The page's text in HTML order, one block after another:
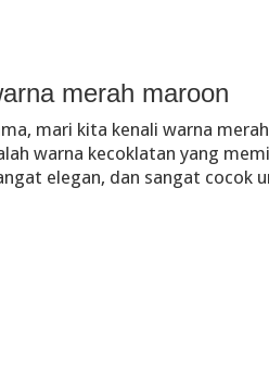
merah maroon
mari kita kenali warna
warna kecoklatan yang
elegan, dan sangat cocok